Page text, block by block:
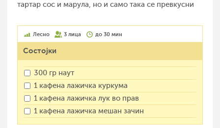
тартар сос и марула, но и само така се превкусни
Лесно 3 лица до 30 мин
Состојки
300 гр наут
1 кафена лажичка куркума
1 кафена лажичка лук во прав
1 кафена лажичка мешан зачин